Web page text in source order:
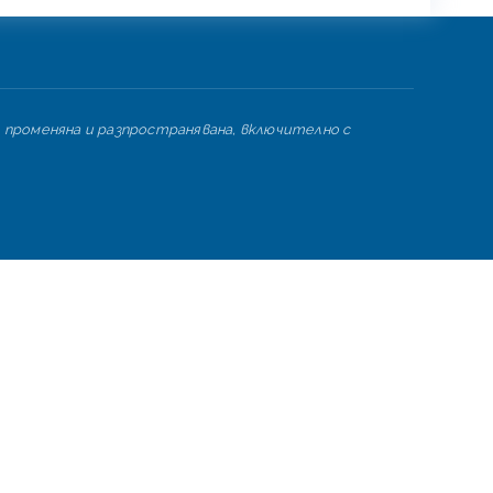
и разпространявана, включително с